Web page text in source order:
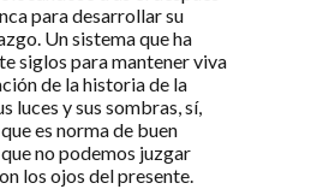
para desarrollar su
Un sistema que ha
siglos para mantener viva
de la historia de la
luces y sus sombras, sí,
es norma de buen
no podemos juzgar
los ojos del presente.